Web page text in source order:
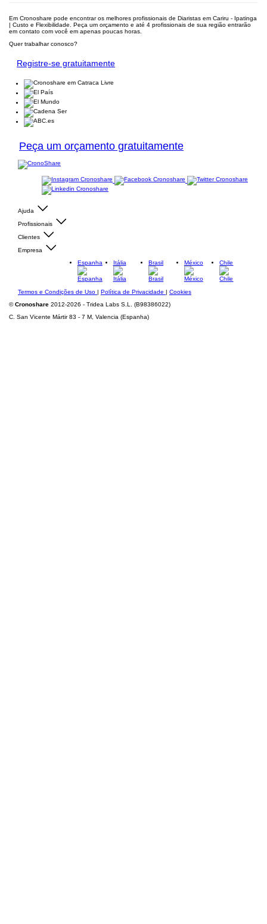
Em Cronoshare pode encontrar os melhores profissionais de Diaristas em Cariru - Ipatinga
| Custo e Flexibilidade. Peça um orçamento e até 4 profissionais de sua região entrarão
em contato com você em apenas poucas horas.
Quer trabalhar conosco?
Registre-se gratuitamente
Peça um orçamento gratuitamente
Ajuda
Profissionais
Clientes
Empresa
Espanha
Itália Brasil México Chile
Termos e Condições de Uso | Política de Privacidade | Cookies
©Cronoshare 2012-2026 - Tridea Labs S.L. (B98386022)
C. San Vicente Mártir 83 - 7 M, Valencia (Espanha)